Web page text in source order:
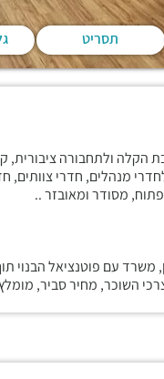
תסריט
לחדרי מנהלים, חדרי
מסודר ומאובזר ..
משרד עם פוטנציאל הבנוי
השוכר, מחיר סביר,